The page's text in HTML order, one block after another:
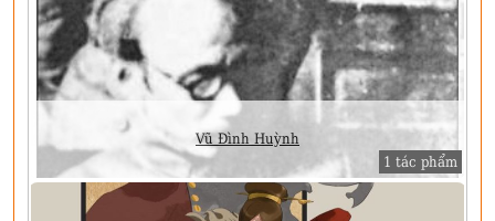
Vũ Đình Huỳnh
1 tác phẩm